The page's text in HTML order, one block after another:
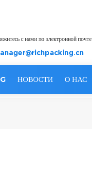
с нами по электронной почте
НОВОСТИ О НАС